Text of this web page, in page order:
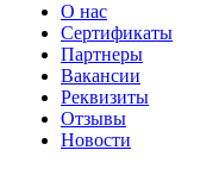
О нас
Сертификаты
Партнеры
Вакансии
Реквизиты
Отзывы
Новости